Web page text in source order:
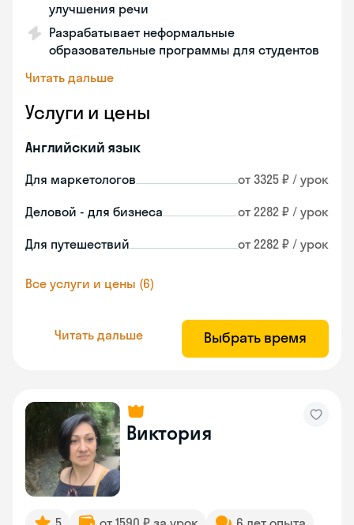
улучшения речи
Разрабатывает неформальные
образовательные программы для студентов
Читать дальше
Услуги и цены
Английский язык
Для маркетологов от 3325 ₽ / урок
Деловой - для бизнеса от 2282 ₽ / урок
Для путешествий от 2282 ₽ / урок
Все услуги и цены (6)
Читать дальше Выбрать время
Виктория